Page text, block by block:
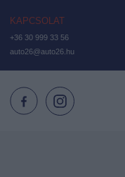
KAPCSOLAT
+36 30 999 33 56
auto26@auto26.hu